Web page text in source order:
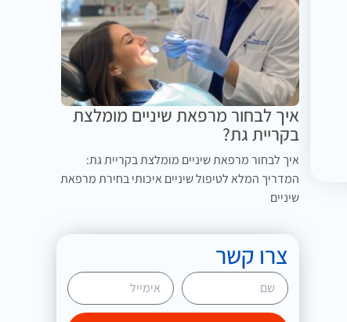
איך לבחור מרפאת שיניים מומלצת
בקריית גת?
איך לבחור מרפאת שיניים מומלצת בקריית גת:
המדריך המלא לטיפול שיניים איכותי בחירת מרפאת
שיניים
צרו קשר